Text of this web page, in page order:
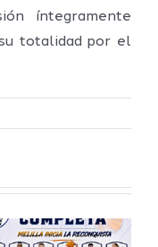
íntegramente
totalidad por el